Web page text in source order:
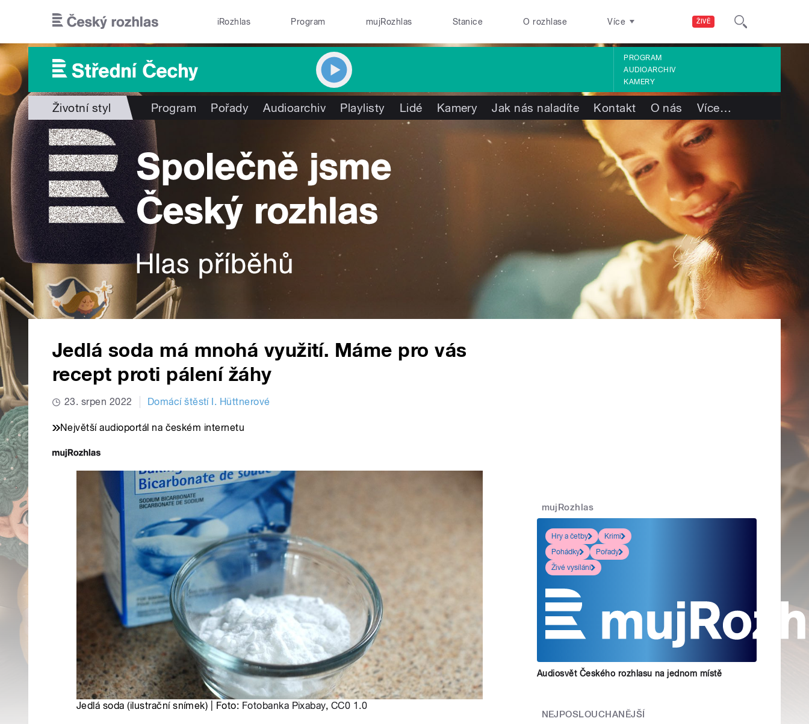
ŽIVĚ
iRozhlas Program mujRozhlas Stanice O rozhlase Více
PROGRAM
AUDIOARCHIV
KAMERY
Životní styl Program Pořady Audioarchiv Playlisty Lidé Kamery Jak nás naladíte Kontakt O nás Více…
Jedlá soda má mnohá využití. Máme pro vás
recept proti pálení žáhy
23. srpen 2022 Domácí štěstí I. Hüttnerové
Největší audioportál na českém internetu
Jedlá soda (ilustrační snímek) | Foto: Fotobanka Pixabay, CC0 1.0
mujRozhlas
Hry a četby
Krimi
Pohádky
Pořady
Živé vysílání
Audiosvět Českého rozhlasu na jednom místě
NEJPOSLOUCHANĚJŠÍ